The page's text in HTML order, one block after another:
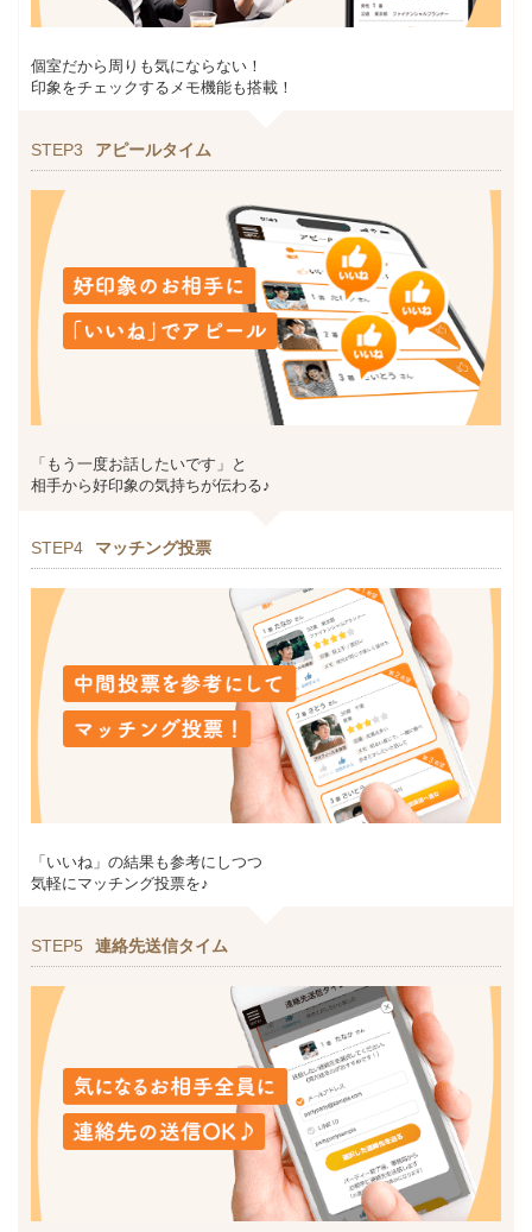
個室だから周りも気にならない！
印象をチェックするメモ機能も搭載！
STEP3 アピールタイム
「もう一度お話したいです」と
相手から好印象の気持ちが伝わる♪
STEP4 マッチング投票
「いいね」の結果も参考にしつつ
気軽にマッチング投票を♪
STEP5 連絡先送信タイム